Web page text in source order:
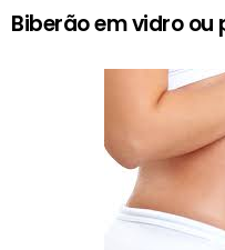
Biberão em vidro